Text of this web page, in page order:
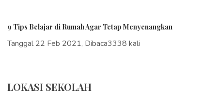
9 Tips Belajar di Rumah Agar Tetap Menyenangkan
Tanggal 22 Feb 2021, Dibaca3338 kali
LOKASI SEKOLAH